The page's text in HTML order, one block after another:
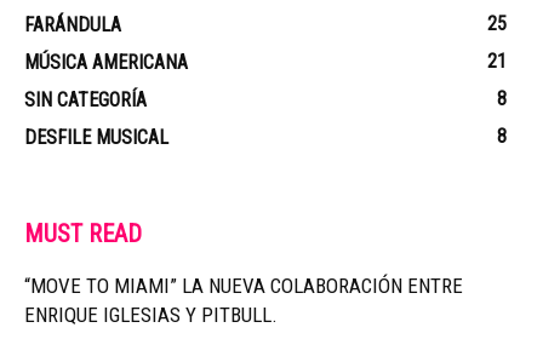
FARÁNDULA
25
MÚSICA AMERICANA
21
SIN CATEGORÍA
8
DESFILE MUSICAL
8
MUST READ
“MOVE TO MIAMI” LA NUEVA COLABORACIÓN ENTRE
ENRIQUE IGLESIAS Y PITBULL.